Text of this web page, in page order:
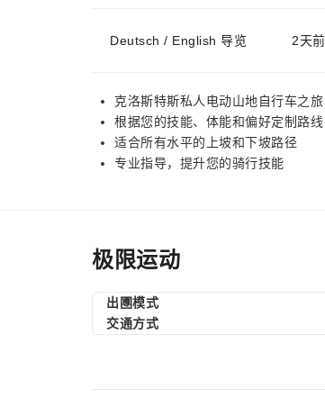
Deutsch / English 导览 2天
克洛斯特斯私人电动山地自行车之
根据您的技能、体能和偏好定制路线
适合所有水平的上坡和下坡路径
专业指导，提升您的骑行技能
极限运动
出圑模式
交通方式